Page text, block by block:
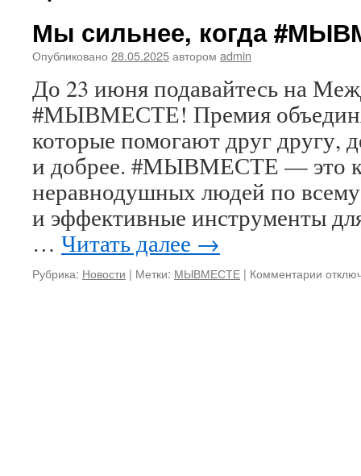
Мы сильнее, когда
Опубликовано 28.05.2025автором admin
До 23 июня подавайтесь на
#МЫВМЕСТЕ! Премия
которые помогают друг другу,
и добрее. #МЫВМЕСТЕ — это
неравнодушных людей по
и эффективные инструменты
… Читать далее →
Рубрика: Новости | Метки: МЫВМЕСТЕ | Комментарии к